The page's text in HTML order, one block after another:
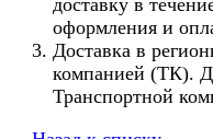
доставку в
оформления и
Доставка в
компанией (ТК).
Транспортной